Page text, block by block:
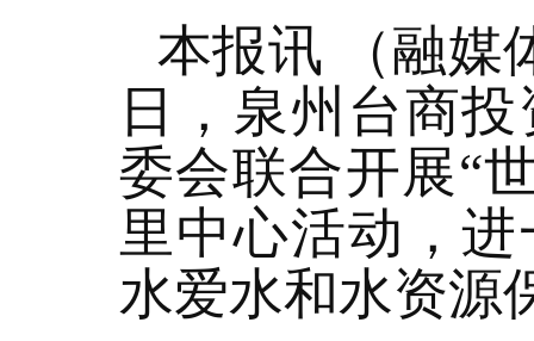
本报讯 （融媒
日，泉州台商
委会联合开展“
里中心活动，
水爱水和水资源